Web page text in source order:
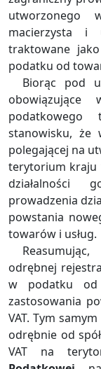
macierzysta
traktowane
podatku od
Biorąc pod
stanowisku, że
polegającej na
terytorium kraju
działalności
prowadzenia
powstania
towarów i usług.
odrębnej
w podatku
zastosowania
VAT. Tym
odrębnie od
VAT na